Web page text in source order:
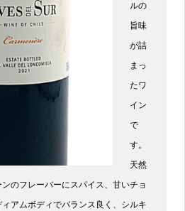
ルの
旨味
が詰
まっ
たワ
イン
で
す。
天然
のフレーバーにスパイス、甘いチョ
アムボディでバランス良く、シルキ